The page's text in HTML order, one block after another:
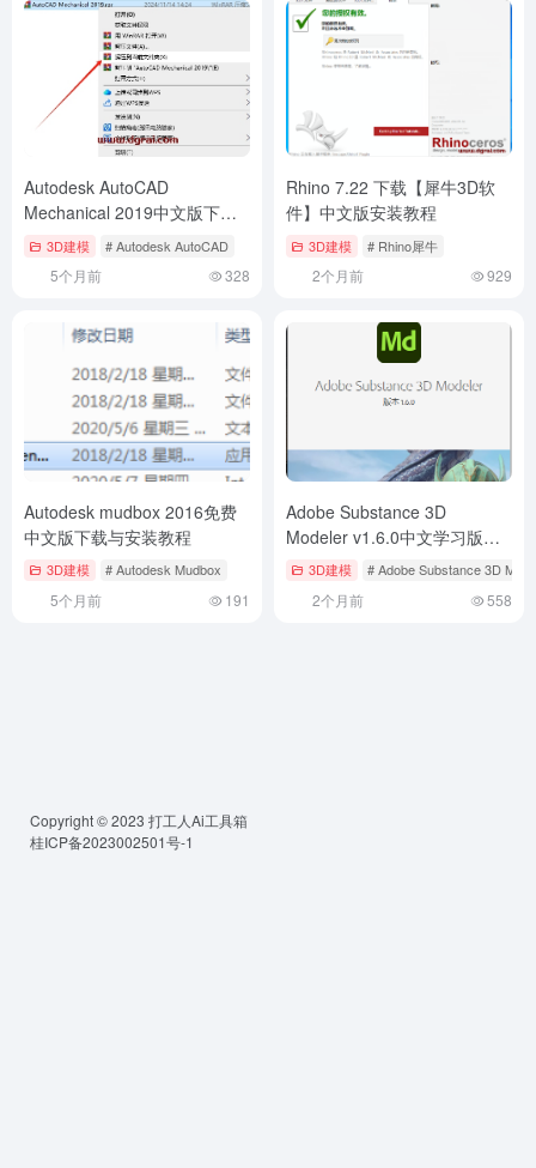
Autodesk AutoCAD
Mechanical 2019中文版下载
与CAD2019机械版安装教程
3D建模 # Autodesk AutoCAD
5个月前 328
Rhino 7.22 下载【犀牛3D软
件】中文版安装教程
3D建模 # Rhino犀牛
2个月前 929
Autodesk mudbox 2016免费
中文版下载与安装教程
3D建模 # Autodesk Mudbox
5个月前 191
Adobe Substance 3D
Modeler v1.6.0中文学习版下
载与安装教程
3D建模 # Adobe Substance 3D
2个月前 558
Copyright © 2023 打工人Ai工具箱
桂ICP备2023002501号-1